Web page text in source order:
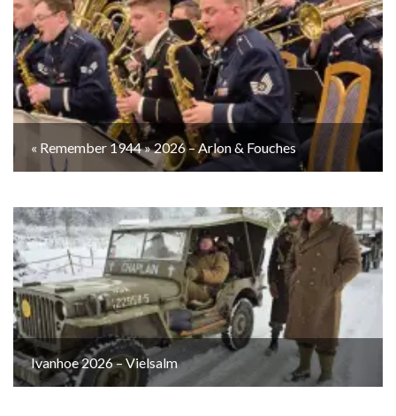
« Remember 1944 » 2026 – Arlon & Fouches
Ivanhoe 2026 – Vielsalm